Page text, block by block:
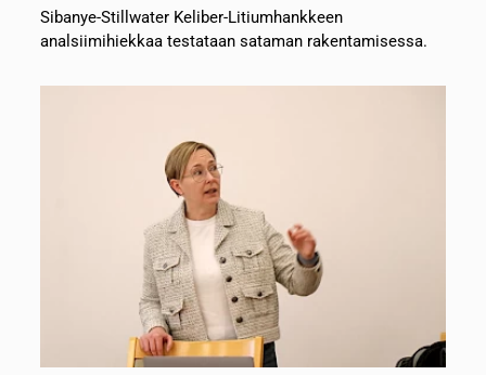
Sibanye-Stillwater Keliber-Litiumhankkeen
analsiimihiekkaa testataan sataman rakentamisessa.